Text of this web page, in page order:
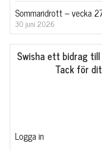
Swisha ett bidrag till
Tack för
Logga in
Sommaridrott – vecka
30 juni 2026